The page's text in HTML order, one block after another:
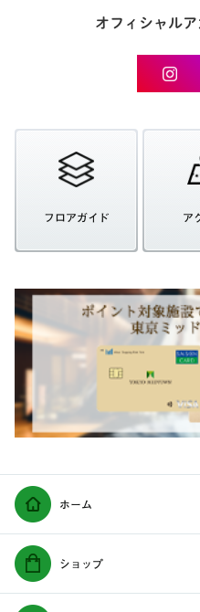
オフィシャル
フロアガイド ア
ホーム
ショップ